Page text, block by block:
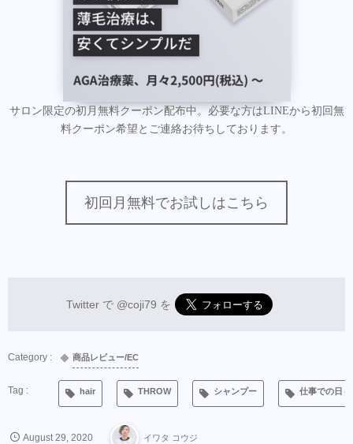
サロン限定の初月無料クーポン配布中。必要な方はLINEから初回無
料クーポン希望とご連絡お待ちしております。
初回月無料でお試しはこちら
Twitter で @coji79 を
商品レビュー/EC
hair THROW シャンプー 仕事での日々
August 29 2020 イワタ コウジ